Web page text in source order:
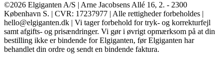
©2026 Elgiganten A/S | Arne Jacobsens Allé 16, 2. - 2300
København S. | CVR: 17237977 | Alle rettigheder forbeholdes |
hello@elgiganten.dk | Vi tager forbehold for tryk- og korrekturfejl
samt afgifts- og prisændringer. Vi gør i øvrigt opmærksom på at din
bestilling ikke er bindende for Elgiganten, før Elgiganten har
behandlet din ordre og sendt en bindende faktura.